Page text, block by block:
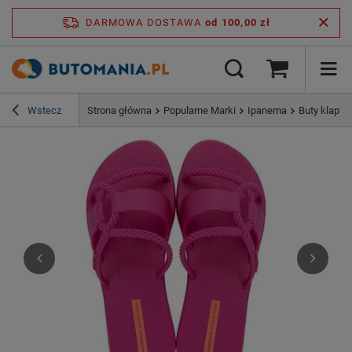
DARMOWA DOSTAWA od 100,00 zł
Wstecz Strona główna Popularne Marki Ipanema Buty klapki